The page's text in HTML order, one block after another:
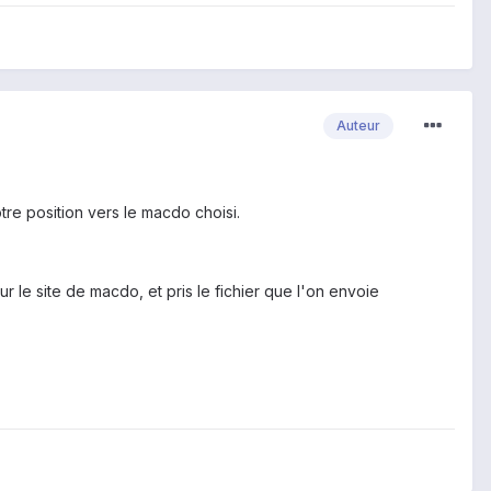
Auteur
position vers le macdo choisi.
le site de macdo, et pris le fichier que l'on envoie